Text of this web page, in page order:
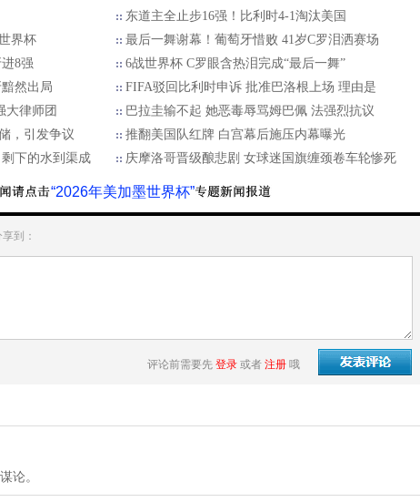
东道主全止步16强！比利时4-1淘汰美国
界杯
最后一舞谢幕！葡萄牙惜败 41岁C罗泪洒赛场
8强
6战世界杯 C罗眼含热泪完成“最后一舞”
然出局
FIFA驳回比利时申诉 批准巴洛根上场 理由是
大律师团
巴拉圭输不起 她恶毒辱骂姆巴佩 法强烈抗议
，引发争议
推翻美国队红牌 白宫幕后施压内幕曝光
下的水到渠成
庆摩洛哥晋级酿悲剧 女球迷国旗缠颈卷车轮惨死
“2026年美加墨世界杯”
到：
评论前需要先 登录 或者 注册 哦
论。